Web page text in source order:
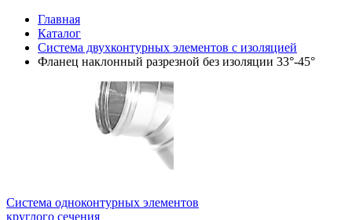
Главная
Каталог
Система двухконтурных элементов с изоляцией
Фланец наклонный разрезной без изоляции 33°-45°
Система одноконтурных элементов
круглого сечения